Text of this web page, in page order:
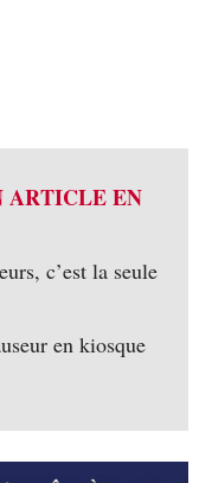
ARTICLE EN
c’est la seule
en kiosque